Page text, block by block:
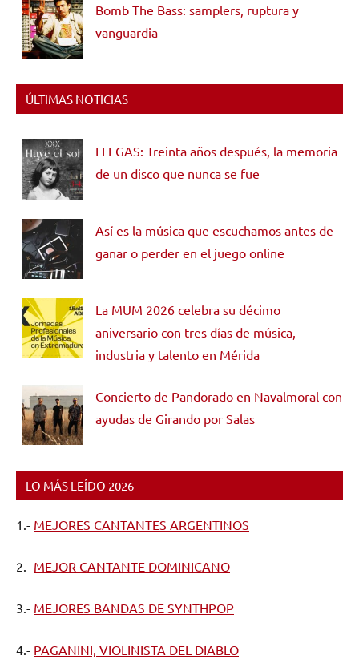
Bomb The Bass: samplers, ruptura y
vanguardia
ÚLTIMAS NOTICIAS
LLEGAS: Treinta años después, la memoria
de un disco que nunca se fue
Así es la música que escuchamos antes de
ganar o perder en el juego online
La MUM 2026 celebra su décimo
aniversario con tres días de música,
industria y talento en Mérida
Concierto de Pandorado en Navalmoral con
ayudas de Girando por Salas
LO MÁS LEÍDO 2026
1.- MEJORES CANTANTES ARGENTINOS
2.- MEJOR CANTANTE DOMINICANO
3.- MEJORES BANDAS DE SYNTHPOP
4.- PAGANINI, VIOLINISTA DEL DIABLO